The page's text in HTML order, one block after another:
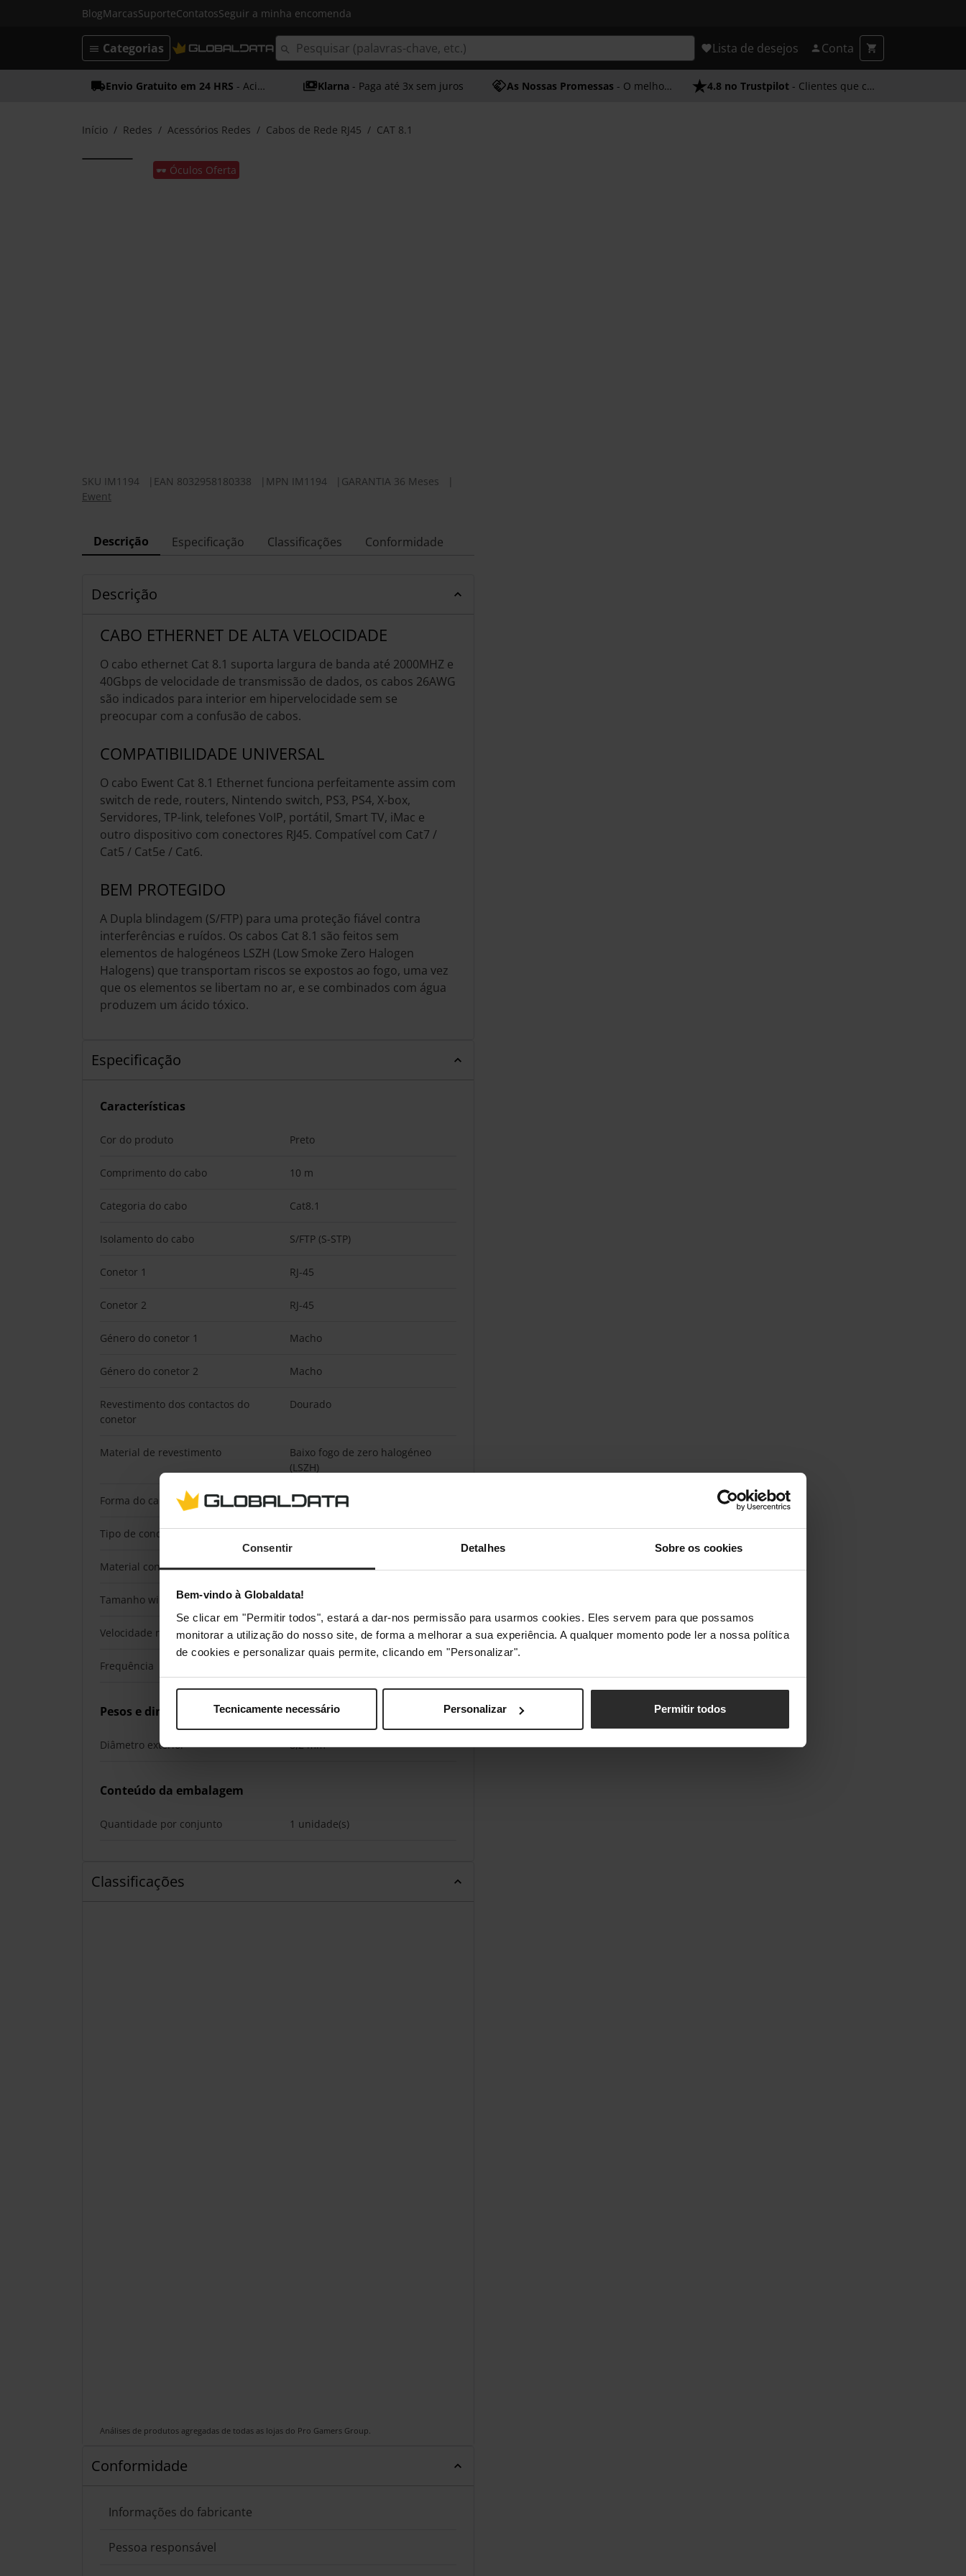
Consentir Detalhes Sobre os cookies
Bem-vindo à Globaldata!
Se clicar em "Permitir todos", estará a dar-nos permissão para usarmos cookies. Eles servem para que possamos
monitorar a utilização do nosso site, de forma a melhorar a sua experiência. A qualquer momento pode ler a nossa política
de cookies e personalizar quais permite, clicando em "Personalizar".
Tecnicamente necessário Personalizar Permitir todos
BlogMarcasSuporteContatosSeguir a minha encomenda
Lista de desejos Conta
Categorias
Envio Gratuito em 24 HRS - Acima dos 50€ Klarna - Paga até 3x sem juros As Nossas Promessas - O melhor atendimento 4.8 no Trustpilot - Clientes que confiam em nós
Início Redes Acessórios Redes Cabos de Rede RJ45 CAT 8.1
🕶️ Óculos Oferta
SKU IM1194 EAN 8032958180338 MPN IM1194 GARANTIA 36 Meses
Ewent
Descrição Especificação Classificações Conformidade
Descrição
CABO ETHERNET DE ALTA VELOCIDADE
O cabo ethernet Cat 8.1 suporta largura de banda até 2000MHZ e
40Gbps de velocidade de transmissão de dados, os cabos 26AWG
são indicados para interior em hipervelocidade sem se
preocupar com a confusão de cabos.
COMPATIBILIDADE UNIVERSAL
O cabo Ewent Cat 8.1 Ethernet funciona perfeitamente assim com
switch de rede, routers, Nintendo switch, PS3, PS4, X-box,
Servidores, TP-link, telefones VoIP, portátil, Smart TV, iMac e
outro dispositivo com conectores RJ45. Compatível com Cat7 /
Cat5 / Cat5e / Cat6.
BEM PROTEGIDO
A Dupla blindagem (S/FTP) para uma proteção fiável contra
interferências e ruídos. Os cabos Cat 8.1 são feitos sem
elementos de halogéneos LSZH (Low Smoke Zero Halogen
Halogens) que transportam riscos se expostos ao fogo, uma vez
que os elementos se libertam no ar, e se combinados com água
produzem um ácido tóxico.
Especificação
Características
Cor do produto Preto
Comprimento do cabo 10 m
Categoria do cabo Cat8.1
Isolamento do cabo S/FTP (S-STP)
Conetor 1 RJ-45
Conetor 2 RJ-45
Género do conetor 1 Macho
Género do conetor 2 Macho
Revestimento dos contactos do
conetor
Dourado
Material de revestimento
Baixo fogo de zero halogéneo
(LSZH)
Forma do cabo Redondo
Tipo de condutor Bloqueados
Material condutor Cobre
Tamanho wire AWG 26/7
Velocidade real de transferência 40000 Mbit/s
Frequência
Pesos e dimensões
Diâmetro exterior 8,2 mm
Conteúdo da embalagem
Quantidade por conjunto 1 unidade(s)
Classificações
Análises de produtos agregadas de todas as lojas do Pro Gamers Group.
Conformidade
Informações do fabricante
Pessoa responsável